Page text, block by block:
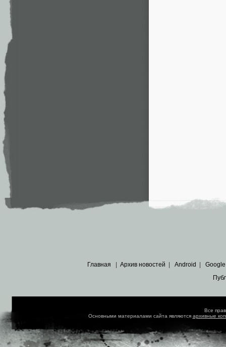
Главная Архив новостей Android Google
Все
Основными материалами сайта являются архивные